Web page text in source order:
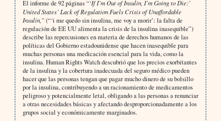
El informe de 92 páginas “‘If I’m Out of Insulin, I’m Going to Die:’
United States’ Lack of Regulation Fuels Crisis of Unaffordable
Insulin,”(“‘i me quedo sin insulina, me voy a morir’: la falta de
regulación de EE UU alimenta la crisis de la insulina inasequible”)
describe las repercusiones en materia de derechos humanos de las
políticas del Gobierno estadounidense que hacen inasequible para
muchas personas una medicación esencial para la vida, como la
insulina. Human Rights Watch descubrió que los precios exorbitantes
de la insulina y la cobertura inadecuada del seguro médico pueden
hacer que las personas tengan que pagar mucho dinero de su bolsillo
por la insulina, contribuyendo a un racionamiento de medicamentos
peligroso y potencialmente letal, obligando a las personas a renunciar
a otras necesidades básicas y afectando desproporcionadamente a los
grupos social y económicamente marginados.